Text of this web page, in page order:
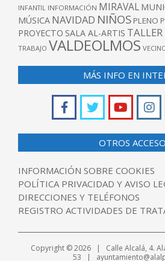
INFANTIL INFORMACIÓN MIRAVAL
MÚSICA NAVIDAD NIÑOS PLENO
PROYECTO SALA AL-ARTIS TALLER
TRABAJO VALDEOLMOS
MÁS INFO EN
OTROS
INFORMACIÓN SOBRE COOKIES
POLÍTICA PRIVACIDAD Y AVISO
DIRECCIONES Y TELÉFONOS
REGISTRO ACTIVIDADES DE
Copyright © 2026 | Calle Alcalá, 4.
53 |